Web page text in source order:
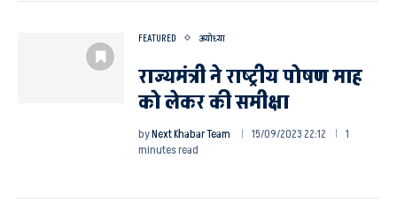
FEATURED अयोध्या
राज्यमंत्री ने राष्ट्रीय पोषण माह
को लेकर की समीक्षा
byNext Khabar Team 15/09/2023 22:12
1
minutes read